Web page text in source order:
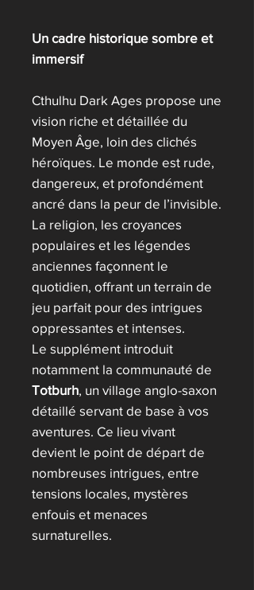
Un cadre historique sombre et
immersif
Cthulhu Dark Ages propose une
vision riche et détaillée du
Moyen Âge, loin des clichés
héroïques. Le monde est rude,
dangereux, et profondément
ancré dans la peur de l’invisible.
La religion, les croyances
populaires et les légendes
anciennes façonnent le
quotidien, offrant un terrain de
jeu parfait pour des intrigues
oppressantes et intenses.
Le supplément introduit
notamment la communauté de
Totburh , un village anglo-saxon
détaillé servant de base à vos
aventures. Ce lieu vivant
devient le point de départ de
nombreuses intrigues, entre
tensions locales, mystères
enfouis et menaces
surnaturelles.